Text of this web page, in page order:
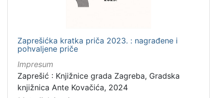
Zaprešićka kratka priča 2023. : nagrađene i
pohvaljene priče
Impresum
Zaprešić : Knjižnice grada Zagreba, Gradska
knjižnica Ante Kovačića, 2024